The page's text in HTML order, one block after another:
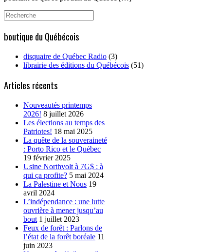
Search
for:
boutique du Québécois
disquaire de Québec Radio (3)
librairie des éditions du Québécois (51)
Articles récents
Nouveautés printemps
2026! 8 juillet 2026
Les élections au temps des
Patriotes! 18 mai 2025
La quête de la souveraineté
: Porto Rico et le Québec
19 février 2025
Usine Northvolt à 7G$ : à
qui ça profite? 5 mai 2024
La Palestine et Nous 19
avril 2024
L’indépendance : une lutte
ouvrière à mener jusqu’au
bout 1 juillet 2023
Feux de forêt : Parlons de
l’état de la forêt boréale 11
juin 2023